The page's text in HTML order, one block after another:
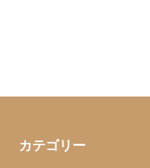
カテゴリー